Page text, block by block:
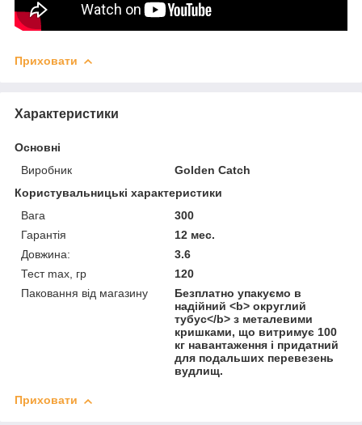
Приховати
Характеристики
Основні
Виробник
Golden Catch
Користувальницькі характеристики
Вага
300
Гарантія
12 мес.
Довжина:
3.6
Тест max, гр
120
Паковання від магазину
Безплатно упакуємо в
надійний <b> округлий
тубус</b> з металевими
кришками, що витримує 100
кг навантаження і придатний
для подальших перевезень
вудлищ.
Приховати